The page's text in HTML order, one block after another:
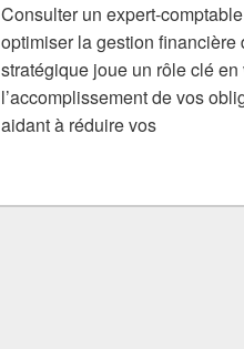
Consulter un expert-
optimiser la gestion
stratégique joue un rôle clé
l’accomplissement de vos
aidant à réduire vos